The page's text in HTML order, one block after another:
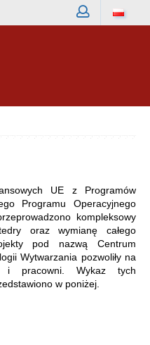
UE z Programów
Programu Operacyjnego
kompleksowy
oraz wymianę całego
pod nazwą Centrum
Wytwarzania pozwoliły na
i pracowni. Wykaz tych
w poniżej.